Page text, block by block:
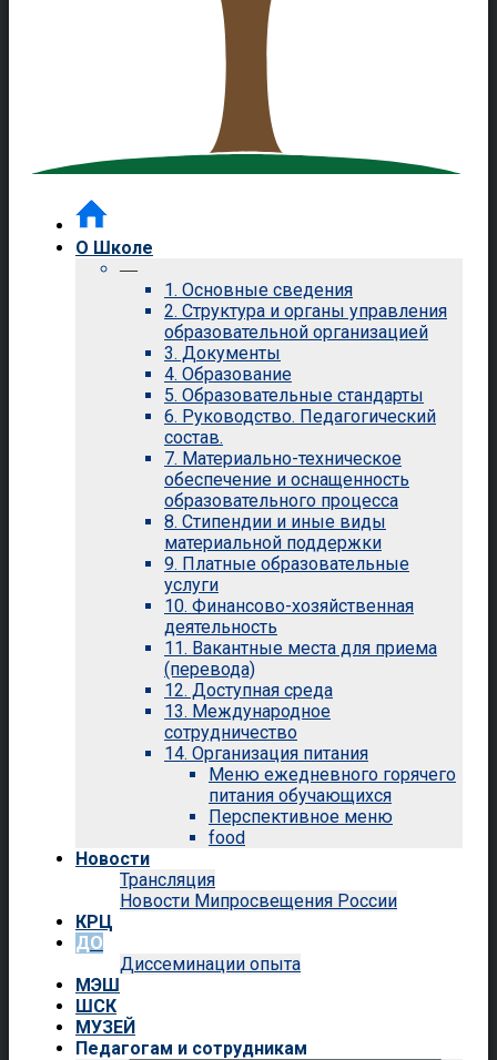
О Школе
—
1. Основные сведения
2. Структура и органы управления
образовательной организацией
3. Документы
4. Образование
5. Образовательные стандарты
6. Руководство. Педагогический
состав.
7. Материально-техническое
обеспечение и оснащенность
образовательного процесса
8. Стипендии и иные виды
материальной поддержки
9. Платные образовательные
услуги
10. Финансово-хозяйственная
деятельность
11. Вакантные места для приема
(перевода)
12. Доступная среда
13. Международное
сотрудничество
14. Организация питания
Меню ежедневного горячего
питания обучающихся
Перспективное меню
food
Новости
Трансляция
Новости Мипросвещения России
КРЦ
ДО
Диссеминации опыта
МЭШ
ШСК
МУЗЕЙ
Педагогам и сотрудникам